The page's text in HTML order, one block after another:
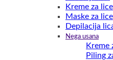
Kreme za lice
Maske za lice
Depilacija
Nega usana
Kreme
Piling